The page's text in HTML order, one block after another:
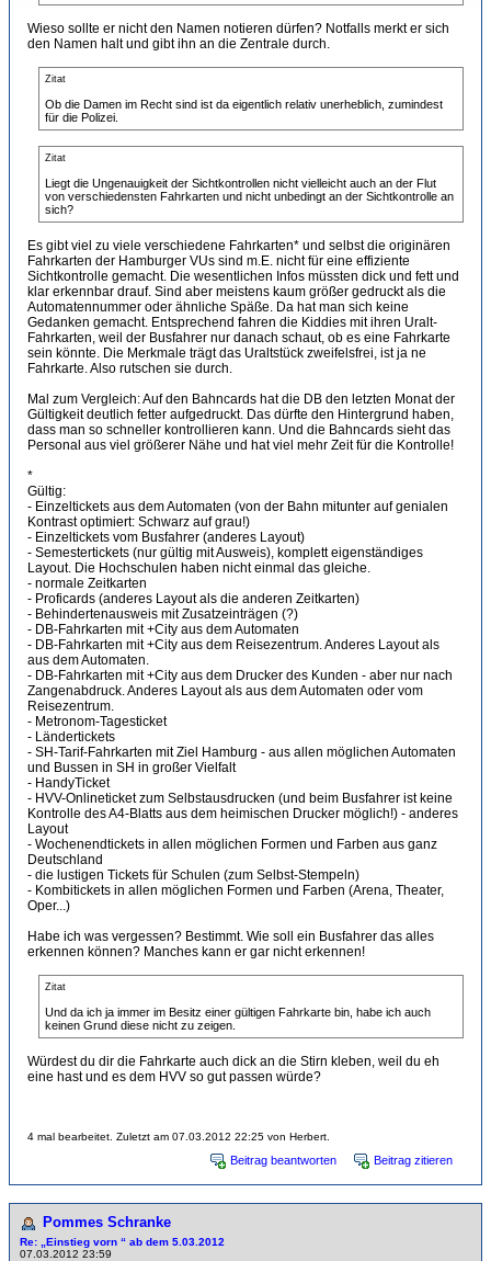
Wieso sollte er nicht den Namen notieren dürfen? Notfalls merkt er sich
den Namen halt und gibt ihn an die Zentrale durch.
Zitat
Ob die Damen im Recht sind ist da eigentlich relativ unerheblich, zumindest
für die Polizei.
Zitat
Liegt die Ungenauigkeit der Sichtkontrollen nicht vielleicht auch an der Flut
von verschiedensten Fahrkarten und nicht unbedingt an der Sichtkontrolle an
sich?
Es gibt viel zu viele verschiedene Fahrkarten* und selbst die originären
Fahrkarten der Hamburger VUs sind m.E. nicht für eine effiziente
Sichtkontrolle gemacht. Die wesentlichen Infos müssten dick und fett und
klar erkennbar drauf. Sind aber meistens kaum größer gedruckt als die
Automatennummer oder ähnliche Späße. Da hat man sich keine
Gedanken gemacht. Entsprechend fahren die Kiddies mit ihren Uralt-
Fahrkarten, weil der Busfahrer nur danach schaut, ob es eine Fahrkarte
sein könnte. Die Merkmale trägt das Uraltstück zweifelsfrei, ist ja ne
Fahrkarte. Also rutschen sie durch.
Mal zum Vergleich: Auf den Bahncards hat die DB den letzten Monat der
Gültigkeit deutlich fetter aufgedruckt. Das dürfte den Hintergrund haben,
dass man so schneller kontrollieren kann. Und die Bahncards sieht das
Personal aus viel größerer Nähe und hat viel mehr Zeit für die Kontrolle!
*
Gültig:
- Einzeltickets aus dem Automaten (von der Bahn mitunter auf genialen
Kontrast optimiert: Schwarz auf grau!)
- Einzeltickets vom Busfahrer (anderes Layout)
- Semestertickets (nur gültig mit Ausweis), komplett eigenständiges
Layout. Die Hochschulen haben nicht einmal das gleiche.
- normale Zeitkarten
- Proficards (anderes Layout als die anderen Zeitkarten)
- Behindertenausweis mit Zusatzeinträgen (?)
- DB-Fahrkarten mit +City aus dem Automaten
- DB-Fahrkarten mit +City aus dem Reisezentrum. Anderes Layout als
aus dem Automaten.
- DB-Fahrkarten mit +City aus dem Drucker des Kunden - aber nur nach
Zangenabdruck. Anderes Layout als aus dem Automaten oder vom
Reisezentrum.
- Metronom-Tagesticket
- Ländertickets
- SH-Tarif-Fahrkarten mit Ziel Hamburg - aus allen möglichen Automaten
und Bussen in SH in großer Vielfalt
- HandyTicket
- HVV-Onlineticket zum Selbstausdrucken (und beim Busfahrer ist keine
Kontrolle des A4-Blatts aus dem heimischen Drucker möglich!) - anderes
Layout
- Wochenendtickets in allen möglichen Formen und Farben aus ganz
Deutschland
- die lustigen Tickets für Schulen (zum Selbst-Stempeln)
- Kombitickets in allen möglichen Formen und Farben (Arena, Theater,
Oper...)
Habe ich was vergessen? Bestimmt. Wie soll ein Busfahrer das alles
erkennen können? Manches kann er gar nicht erkennen!
Zitat
Und da ich ja immer im Besitz einer gültigen Fahrkarte bin, habe ich auch
keinen Grund diese nicht zu zeigen.
Würdest du dir die Fahrkarte auch dick an die Stirn kleben, weil du eh
eine hast und es dem HVV so gut passen würde?
4 mal bearbeitet. Zuletzt am 07.03.2012 22:25 von Herbert.
Beitrag beantworten Beitrag zitieren
Pommes Schranke
Re: „Einstieg vorn “ ab dem 5.03.2012
07.03.2012 23:59